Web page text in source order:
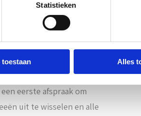
Statistieken
toestaan Alles
aanvragen van een
en behoeften in kaart
eerste afspraak om
uit te wisselen en alle